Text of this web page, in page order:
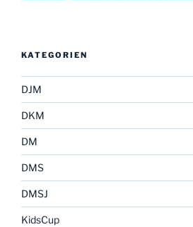
KATEGORIEN
DJM
DKM
DM
DMS
DMSJ
KidsCup